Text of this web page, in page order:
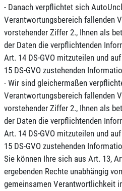
- Danach verpflichtet sich
Verantwortungsbereich fallenden
vorstehender Ziffer 2., Ihnen als
der Daten die verpflichtenden
Art. 14 DS-GVO mitzuteilen und
15 DS-GVO zustehenden
- Wir sind gleichermaßen
Verantwortungsbereich fallenden
vorstehender Ziffer 2., Ihnen als
der Daten die verpflichtenden
Art. 14 DS-GVO mitzuteilen und
15 DS-GVO zustehenden
Sie können Ihre sich aus Art. 13,
ergebenden Rechte unabhängig
gemeinsamen Verantwortlichkeit